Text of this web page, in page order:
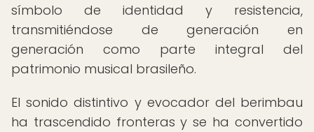
símbolo de identidad y resistencia,
transmitiéndose de generación en
generación como parte integral del
patrimonio musical brasileño.
El sonido distintivo y evocador del berimbau
ha trascendido fronteras y se ha convertido